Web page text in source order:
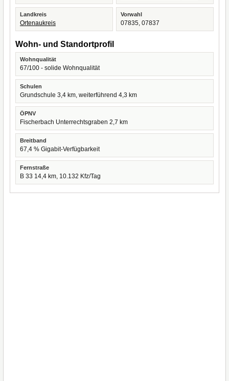
Landkreis
Ortenaukreis
Vorwahl
07835, 07837
Wohn- und Standortprofil
Wohnqualität
67/100 - solide Wohnqualität
Schulen
Grundschule 3,4 km, weiterführend 4,3 km
ÖPNV
Fischerbach Unterrechtsgraben 2,7 km
Breitband
67,4 % Gigabit-Verfügbarkeit
Fernstraße
B 33 14,4 km, 10.132 Kfz/Tag